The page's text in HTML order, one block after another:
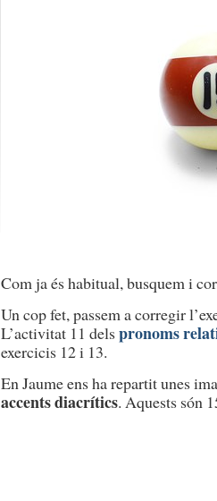
Com ja és habitual, busquem i
Un cop fet, passem a corregir
L’activitat 11 delspronoms
exercicis 12 i 13.
En Jaume ens ha repartit unes
accents diacrítics. Aquests són